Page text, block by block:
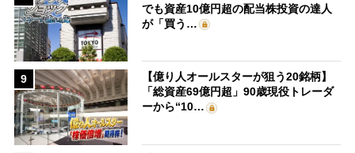
でも資産10億円超の配当株投資の達人
が「買う…
9
【億り人オールスターが狙う20銘柄】
「総資産69億円超」90歳現役トレーダ
ーから“10…